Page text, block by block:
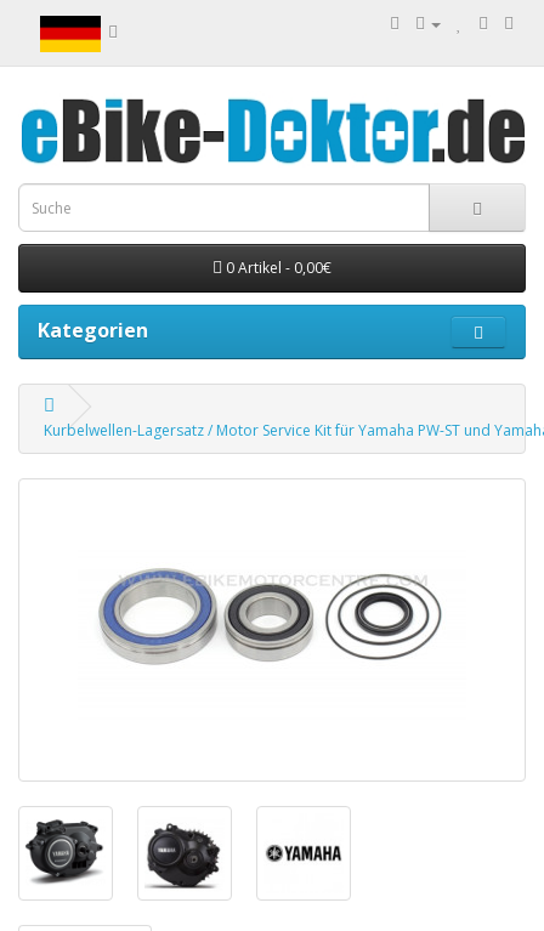
0 Artikel - 0,00€
Kategorien
Kurbelwellen-Lagersatz / Motor Service Kit für Yamaha PW-ST und